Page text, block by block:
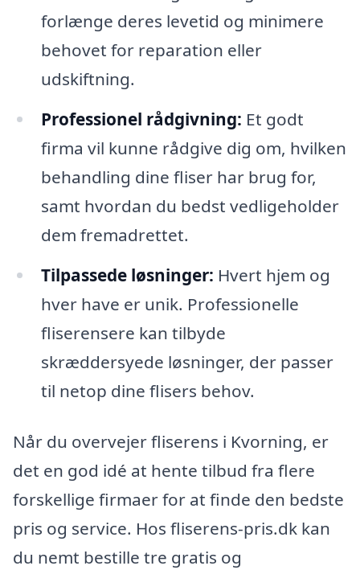
forlænge deres levetid og minimere
behovet for reparation eller
udskiftning.
Professionel rådgivning: Et godt
firma vil kunne rådgive dig om, hvilken
behandling dine fliser har brug for,
samt hvordan du bedst vedligeholder
dem fremadrettet.
Tilpassede løsninger: Hvert hjem og
hver have er unik. Professionelle
fliserensere kan tilbyde
skræddersyede løsninger, der passer
til netop dine flisers behov.
Når du overvejer fliserens i Kvorning, er
det en god idé at hente tilbud fra flere
forskellige firmaer for at finde den bedste
pris og service. Hos fliserens-pris.dk kan
du nemt bestille tre gratis og